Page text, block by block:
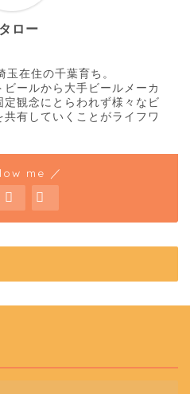
ロー
在住の千葉育ち。
ールから大手ビールメーカ
観念にとらわれず様々なビ
有していくことがライフワ
me ／